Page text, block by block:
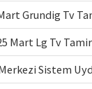
Grundig Tv
Mart Lg Tv
Sistem